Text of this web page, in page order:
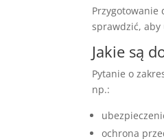
sprawdzić,
Jakie są
Pytanie o
np.:
ochrona